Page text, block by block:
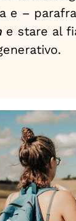
e –
e stare al